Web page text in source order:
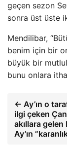
geçen sezon
sonra üst üste
Mendilibar,
benim için bir
büyük bir
bunu onlara
← Ay’ın o
ilgi çeken
akıllara gelen
Ay’ın